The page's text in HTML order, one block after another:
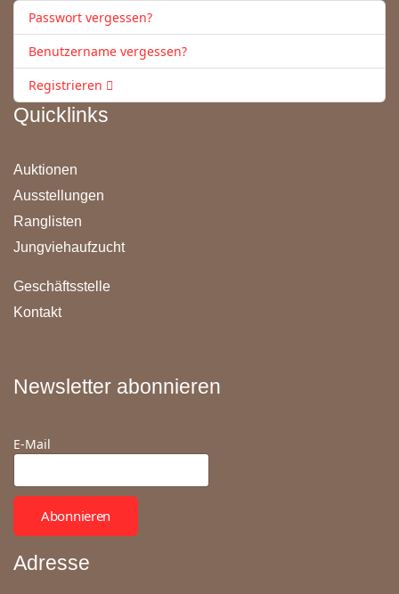
Adresse
Newsletter abonnieren
E-Mail
Abonnieren
Quicklinks
Auktionen
Ausstellungen
Ranglisten
Jungviehaufzucht
Geschäftsstelle
Kontakt
Passwort vergessen?
Benutzername vergessen?
Registrieren